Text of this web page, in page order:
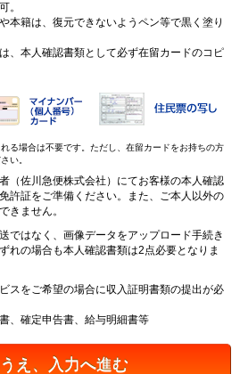
。
籍は、復元できないようペン等で黒く塗り
本人確認書類として必ず在留カードのコピ
る場合は不要です。ただし、在留カードをお持ちの方
い。
（佐川急便株式会社）にてお客様の本人確認
許証をご準備ください。また、ご本人以外の
きません。
ではなく、画像データをアップロード手続き
れの場合も本人確認書類は2点必要となりま
スをご希望の場合に収入証明書類の提出が必
、確定申告書、給与明細書等
え、入力へ進む